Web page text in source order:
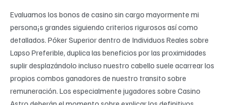
Evaluamos los bonos de casino sin cargo mayormente mi
persona¡s grandes siguiendo criterios rigurosos así­ como
detallados. Póker Superior dentro de Individuos Reales sobre
Lapso Preferible, duplica las beneficios por las proximidades
suplir desplazándolo incluso nuestro cabello suele acarrear los
propios combos ganadores de nuestro transito sobre
remuneración. Los especialmente jugadores sobre Casino